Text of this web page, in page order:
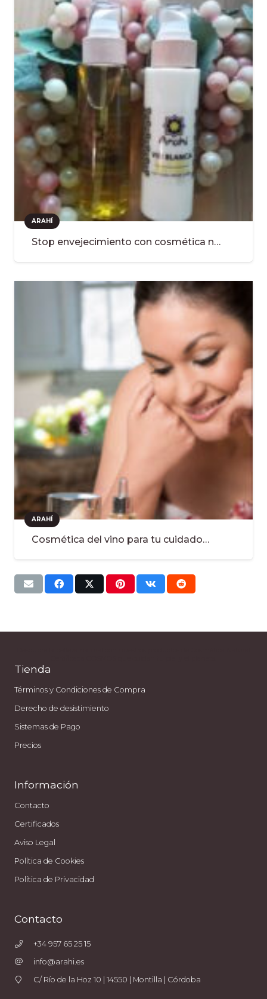
ARAHÍ
Stop envejecimiento con cosmética n…
ARAHÍ
Cosmética del vino para tu cuidado…
Tienda
Términos y Condiciones de Compra
Derecho de desistimiento
Sistemas de Pago
Precios
Información
Contacto
Certificados
Aviso Legal
Política de Cookies
Política de Privacidad
Contacto
+34 957 65 25 15
info@arahi.es
C/ Río de la Hoz 10 | 14550 | Montilla | Córdoba